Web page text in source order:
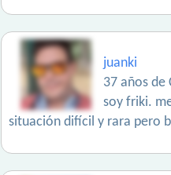
juanki
37 años de
soy friki.
situación difícil y rara pero